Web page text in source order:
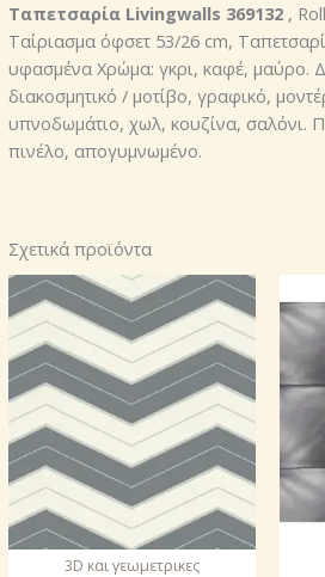
Ταπετσαρία Livingwalls 369132 ,
Ταίριασμα όφσετ 53/26 cm,
υφασμένα Χρώμα: γκρι, καφέ, μαύρο.
διακοσμητικό / μοτίβο, γραφικό,
υπνοδωμάτιο, χωλ, κουζίνα, σαλόνι.
πινέλο, απογυμνωμένο.
Σχετικά προϊόντα
3D και γεωμετρικες